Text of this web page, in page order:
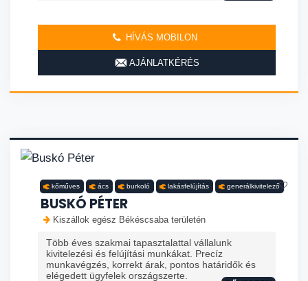
HÍVÁS MOBILON
AJÁNLATKÉRÉS
kőműves ács burkoló lakásfelújítás generálkivitelező
BUSKÓ PÉTER
Kiszállok egész Békéscsaba területén
Több éves szakmai tapasztalattal vállalunk
kivitelezési és felújítási munkákat. Precíz
munkavégzés, korrekt árak, pontos határidők és
elégedett ügyfelek országszerte.